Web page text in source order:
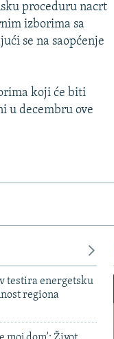
proceduru nacrt
izborima sa
se na saopćenje
koji će biti
u decembru ove
testira energetsku
regiona